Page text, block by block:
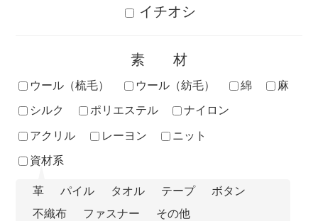
イチオシ
素材
ウール（梳毛） ウール（紡毛） 綿
麻
シルク
ポリエステル
ナイロン
アクリル
レーヨン
ニット
資材系
革 パイル タオル テープ
ボタン
不織布
ファスナー その他